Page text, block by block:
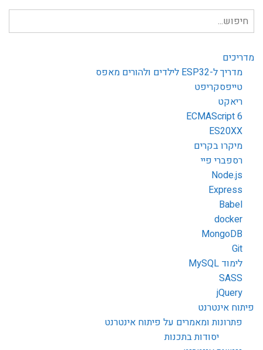
חיפוש
עבור:
מדריכים
מדריך ל-ESP32 לילדים ולהורים מאפס
טייפסקריפט
ריאקט
ECMAScript 6
ES20XX
מיקרו בקרים
רספברי פיי
Node.js
Express
Babel
docker
MongoDB
Git
לימוד MySQL
SASS
jQuery
פיתוח אינטרנט
פתרונות ומאמרים על פיתוח אינטרנט
יסודות בתכנות